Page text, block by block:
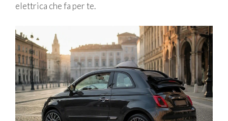
elettrica che fa per te.